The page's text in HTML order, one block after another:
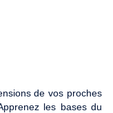
de vos proches
les bases du